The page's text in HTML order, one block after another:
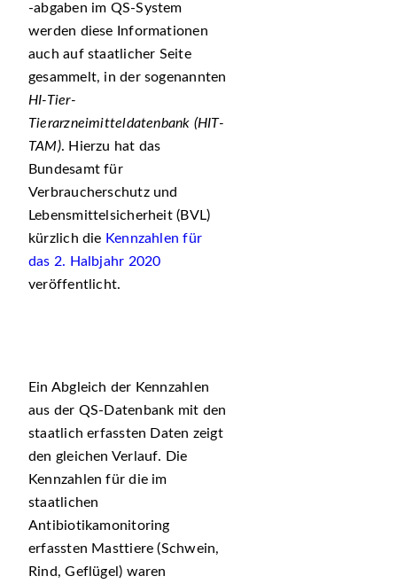
-abgaben im QS-System
werden diese Informationen
auch auf staatlicher Seite
gesammelt, in der sogenannten
HI-Tier-
Tierarzneimitteldatenbank (HIT-
TAM). Hierzu hat das
Bundesamt für
Verbraucherschutz und
Lebensmittelsicherheit (BVL)
kürzlich die Kennzahlen für
das 2. Halbjahr 2020
veröffentlicht.
Ein Abgleich der Kennzahlen
aus der QS-Datenbank mit den
staatlich erfassten Daten zeigt
den gleichen Verlauf. Die
Kennzahlen für die im
staatlichen
Antibiotikamonitoring
erfassten Masttiere (Schwein,
Rind, Geflügel) waren